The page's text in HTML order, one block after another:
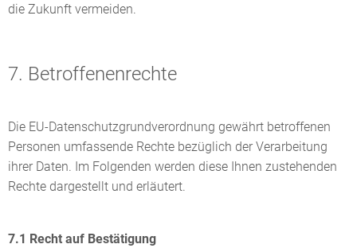
die Zukunft vermeiden.
7. Betroffenenrechte
Die EU-Datenschutzgrundverordnung gewährt betroffenen
Personen umfassende Rechte bezüglich der Verarbeitung
ihrer Daten. Im Folgenden werden diese Ihnen zustehenden
Rechte dargestellt und erläutert.
7.1 Recht auf Bestätigung